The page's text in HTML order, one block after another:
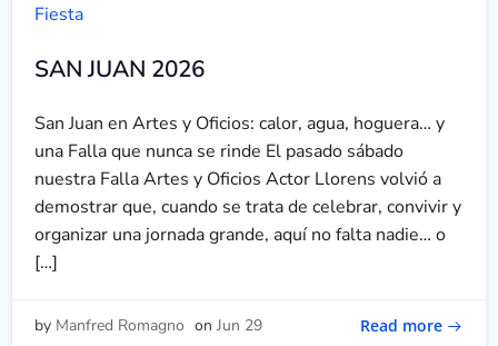
Fiesta
SAN JUAN 2026
San Juan en Artes y Oficios: calor, agua, hoguera… y
una Falla que nunca se rinde El pasado sábado
nuestra Falla Artes y Oficios Actor Llorens volvió a
demostrar que, cuando se trata de celebrar, convivir y
organizar una jornada grande, aquí no falta nadie… o
[…]
by Manfred Romagno on Jun 29 Read more